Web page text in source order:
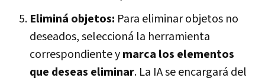
Eliminá objetos: Para eliminar objetos no
deseados, seleccioná la herramienta
correspondiente ymarca los elementos
que deseas eliminar. La IA se encargará del